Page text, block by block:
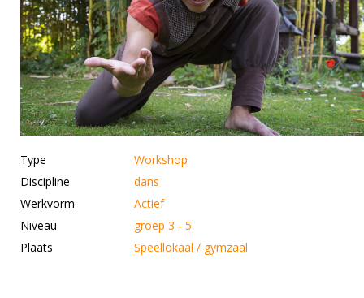
Type
Workshop
Discipline
dans
Werkvorm
Actief
Niveau
groep 3 - 5
Plaats
Speellokaal / gymzaal